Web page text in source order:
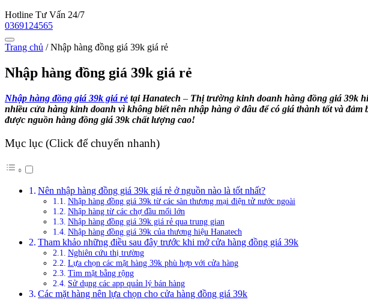
Hotline Tư Vấn 24/7
0369124565
Trang chủ /Nhập hàng đồng giá 39k giá rẻ
Nhập hàng đồng giá 39k giá rẻ
Nhập hàng đồng giá 39k giá rẻ tại Hanatech – Thị trường kinh doanh hàng đồng giá 39k
nhiều cửa hàng kinh doanh vì không biết nên nhập hàng ở đâu để có giá thành tốt và
được nguồn hàng đồng giá 39k chất lượng cao!
Mục lục (Click để chuyển nhanh)
Nên nhập hàng đồng giá 39k giá rẻ ở nguồn nào là tốt nhất?
Nhập hàng đồng giá 39k từ các sàn thương mại điện tử nước ngoài
Nhập hàng từ các chợ đầu mối lớn
Nhập hàng đồng giá 39k giá rẻ qua trung gian
Nhập hàng đồng giá 39k của thương hiệu Hanatech
Tham khảo những điều sau đây trước khi mở cửa hàng đồng giá 39k
Nghiên cứu thị trường
Lựa chọn các mặt hàng 39k phù hợp với cửa hàng
Tìm mặt bằng rộng
Sử dụng các app quản lý bán hàng
Các mặt hàng nên lựa chọn cho cửa hàng đồng giá 39k